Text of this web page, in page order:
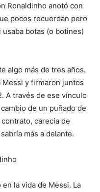
Ronaldinho anotó con
pocos recuerdan pero
botas (o botines)
algo más de tres años.
Messi y firmaron juntos
A través de ese vínculo
de un puñado de
carecía de
más a delante.
la vida de Messi. La